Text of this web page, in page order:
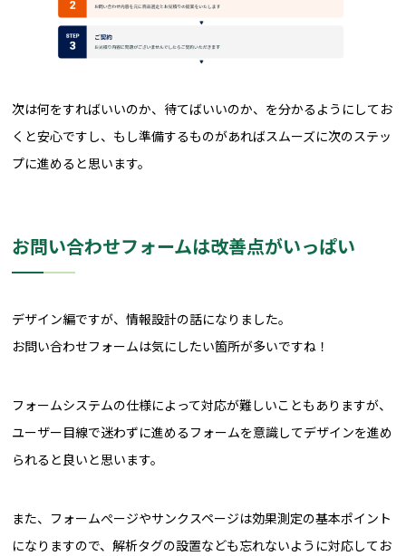
次は何をすればいいのか、待てばいいのか、を分かるようにしてお
くと安心ですし、もし準備するものがあればスムーズに次のステッ
プに進めると思います。
お問い合わせフォームは改善点がいっぱい
デザイン編ですが、情報設計の話になりました。
お問い合わせフォームは気にしたい箇所が多いですね！
フォームシステムの仕様によって対応が難しいこともありますが、
ユーザー目線で迷わずに進めるフォームを意識してデザインを進め
られると良いと思います。
また、フォームぺージやサンクスページは効果測定の基本ポイント
になりますので、解析タグの設置なども忘れないように対応してお